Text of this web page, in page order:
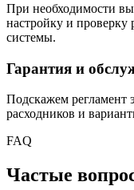
При необходимости
настройку и проверку
системы.
Гарантия и
Подскажем регламент
расходников и
FAQ
Частые